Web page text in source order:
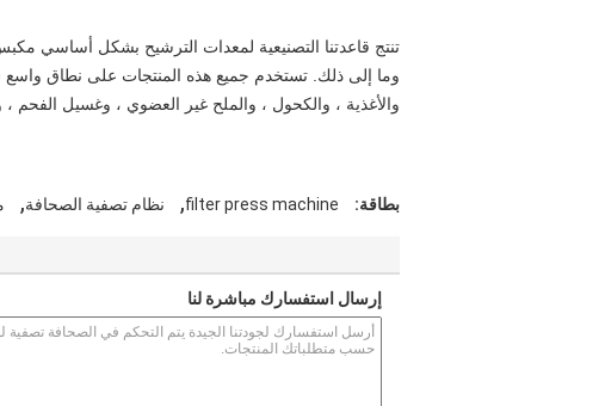
تنتج قاعدتنا التصنيعية لمعدات الترشيح بشكل أساسي
وما إلى ذلك. تستخدم جميع هذه المنتجات على نطاق واسع
والأغذية ، والكحول ، والملح غير العضوي ، وغسيل
بطاقة: filter press machine
, نظام تصفية الصحافة,
إرسال استفسارك مباشرة لنا